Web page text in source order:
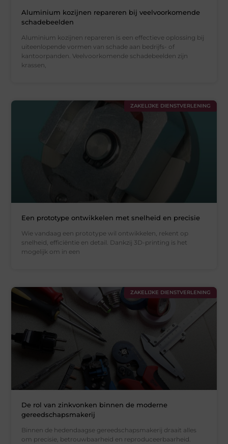
Aluminium kozijnen repareren bij veelvoorkomende
schadebeelden
Aluminium kozijnen repareren is een effectieve oplossing bij
uiteenlopende vormen van schade aan bedrijfs- of
kantoorpanden. Veelvoorkomende schadebeelden zijn
krassen,
ZAKELIJKE DIENSTVERLENING
Een prototype ontwikkelen met snelheid en precisie
Wie vandaag een prototype wil ontwikkelen, rekent op
snelheid, efficiëntie en detail. Dankzij 3D-printing is het
mogelijk om in een
ZAKELIJKE DIENSTVERLENING
De rol van zinkvonken binnen de moderne
gereedschapsmakerij
Binnen de hedendaagse gereedschapsmakerij draait alles
om precisie, betrouwbaarheid en reproduceerbaarheid.